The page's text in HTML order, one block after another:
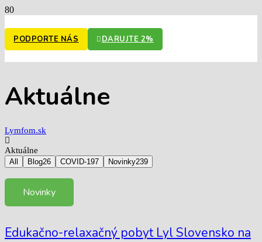
PODPORTE NÁS DARUJTE 2%
Aktuálne
Lymfom.sk
Aktuálne
All Blog26 COVID-197 Novinky239
Novinky
Edukačno-relaxačný pobyt Lyl Slovensko na